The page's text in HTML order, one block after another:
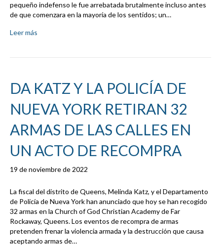
pequeño indefenso le fue arrebatada brutalmente incluso antes
de que comenzara en la mayoría de los sentidos; un…
Leer más
DA KATZ Y LA POLICÍA DE
NUEVA YORK RETIRAN 32
ARMAS DE LAS CALLES EN
UN ACTO DE RECOMPRA
19 de noviembre de 2022
La fiscal del distrito de Queens, Melinda Katz, y el Departamento
de Policía de Nueva York han anunciado que hoy se han recogido
32 armas en la Church of God Christian Academy de Far
Rockaway, Queens. Los eventos de recompra de armas
pretenden frenar la violencia armada y la destrucción que causa
aceptando armas de…